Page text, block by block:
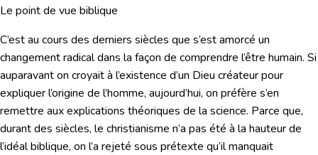
Le point de vue biblique
C’est au cours des derniers siècles que s’est amorcé un
changement radical dans la façon de comprendre l’être humain. Si
auparavant on croyait à l’existence d’un Dieu créateur pour
expliquer l’origine de l’homme, aujourd’hui, on préfère s’en
remettre aux explications théoriques de la science. Parce que,
durant des siècles, le christianisme n’a pas été à la hauteur de
l’idéal biblique, on l’a rejeté sous prétexte qu’il manquait